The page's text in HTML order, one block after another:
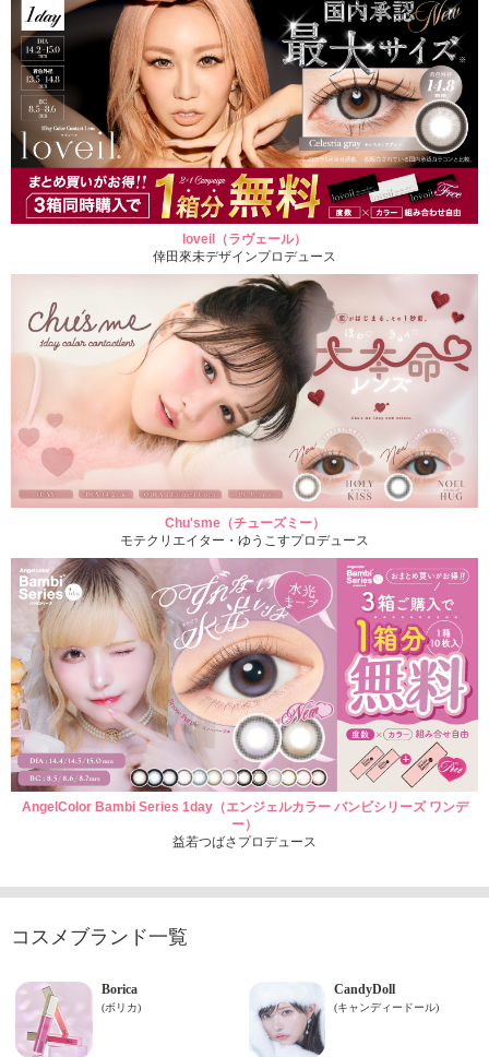
loveil（ラヴェール）
倖田來未デザインプロデュース
Chu'sme（チューズミー）
モテクリエイター・ゆうこすプロデュース
AngelColor Bambi Series 1day（エンジェルカラー バンビシリーズ ワンデ
ー）
益若つばさプロデュース
コスメブランド一覧